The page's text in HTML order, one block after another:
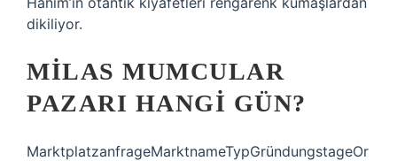
dikiliyor.
MILAS MUMCULAR
PAZARI HANGI GÜN?
MarktplatzanfrageMarktnameTypGründungstageOr